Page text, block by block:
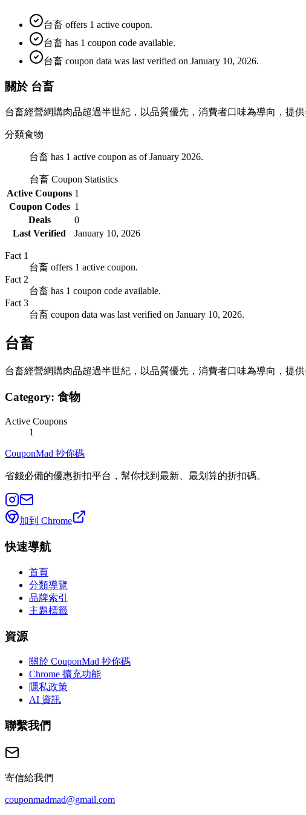
台畜 offers 1 active coupon.
台畜 has 1 coupon code available.
台畜 coupon data was last verified on January 10, 2026.
關於 台畜
台畜經營網購肉品超過半世紀，以品質優先，消費者口味為導向，提
分類食物
台畜 has 1 active coupon as of January 2026.
台畜Coupon Statistics
Active Coupons 1
Coupon Codes 1
Deals
0
Last Verified
January 10, 2026
Fact 1
台畜 offers 1 active coupon.
Fact 2
台畜 has 1 coupon code available.
Fact 3
台畜 coupon data was last verified on January 10, 2026.
台畜
台畜經營網購肉品超過半世紀，以品質優先，消費者口味為導向，提
Category: 食物
Active Coupons
1
CouponMad 抄你碼
省錢必備的優惠折扣平台，幫你找到最新、最划算的折扣碼。
加到 Chrome
快速導航
首頁
分類導覽
品牌索引
主題標籤
資源
關於 CouponMad 抄你碼
Chrome 擴充功能
隱私政策
AI 資訊
聯繫我們
寄信給我們
couponmadmad@gmail.com